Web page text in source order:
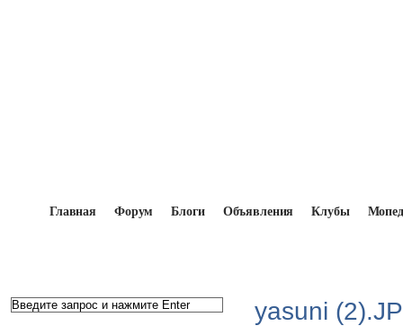
Главная Форум Блоги Объявления Клубы
yasuni